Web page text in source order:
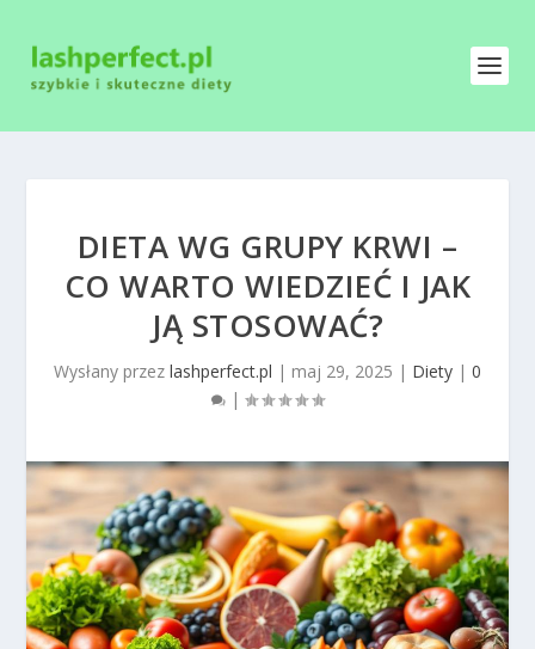
DIETA WG GRUPY KRWI –
CO WARTO WIEDZIEĆ I JAK
JĄ STOSOWAĆ?
Wysłany przez lashperfect.pl | maj 29, 2025 | Diety | 0
|